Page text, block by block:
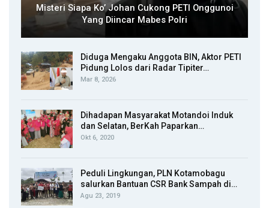
Misteri Siapa Ko’ Johan Cukong PETI Onggunoi
Yang Diincar Mabes Polri
Diduga Mengaku Anggota BIN, Aktor PETI
Pidung Lolos dari Radar Tipiter…
Mar 8, 2026
Dihadapan Masyarakat Motandoi Induk
dan Selatan, BerKah Paparkan…
Okt 6, 2020
Peduli Lingkungan, PLN Kotamobagu
salurkan Bantuan CSR Bank Sampah di…
Agu 23, 2019